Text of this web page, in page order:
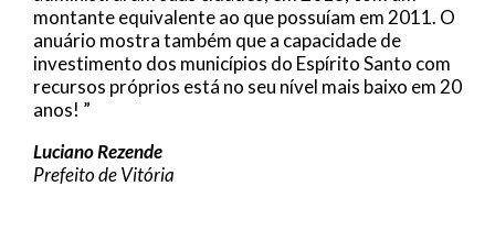
montante equivalente ao que possuíam em 2011. O
anuário mostra também que a capacidade de
investimento dos municípios do Espírito Santo com
recursos próprios está no seu nível mais baixo em 20
anos! ”
Luciano Rezende
Prefeito de Vitória